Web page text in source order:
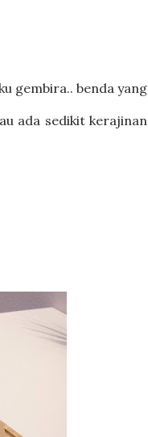
gembira.. benda yang
ada sedikit kerajinan